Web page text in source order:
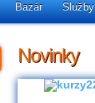
Bazár Služby
Novinky